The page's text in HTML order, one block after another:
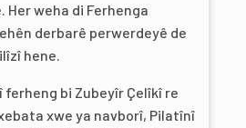
Her weha di Ferhenga
derbarê perwerdeyê de
hene.
bi Zubeyîr Çelîkî re
xwe ya navborî, Pilatînî